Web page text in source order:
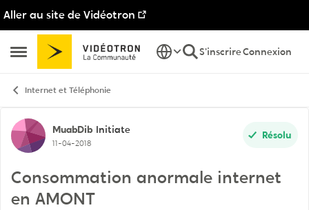
Aller au site de Vidéotron
Ouvrir Menu Latéral
Passer au contenu
S'inscrireConnexion
Internet et Téléphonie
Discussion de forum
MuabDib Initiate
11-04-2018
Résolu
Consommation anormale internet
en AMONT